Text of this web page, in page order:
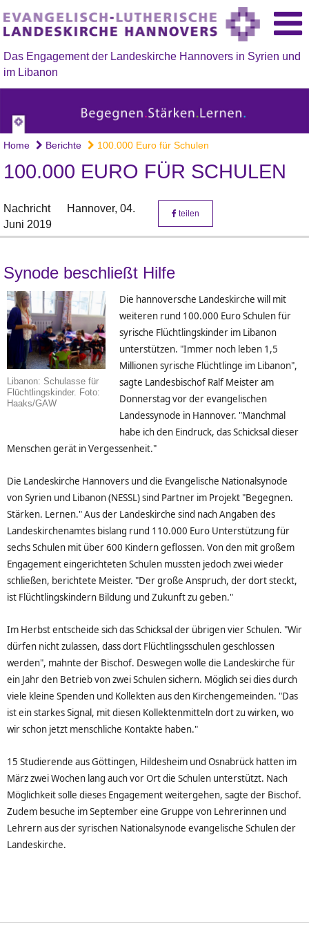
Das Engagement der Landeskirche Hannovers in Syrien und
im Libanon
Home Berichte 100.000 Euro für Schulen
100.000 EURO FÜR SCHULEN
Nachricht Hannover, 04.
Juni 2019
teilen
Synode beschließt Hilfe
Libanon: Schulasse für
Flüchtlingskinder. Foto:
Haaks/GAW
Die hannoversche Landeskirche will mit
weiteren rund 100.000 Euro Schulen für
syrische Flüchtlingskinder im Libanon
unterstützen. "Immer noch leben 1,5
Millionen syrische Flüchtlinge im Libanon",
sagte Landesbischof Ralf Meister am
Donnerstag vor der evangelischen
Landessynode in Hannover. "Manchmal
habe ich den Eindruck, das Schicksal dieser
Menschen gerät in Vergessenheit."
Die Landeskirche Hannovers und die Evangelische Nationalsynode
von Syrien und Libanon (NESSL) sind Partner im Projekt "Begegnen.
Stärken. Lernen." Aus der Landeskirche sind nach Angaben des
Landeskirchenamtes bislang rund 110.000 Euro Unterstützung für
sechs Schulen mit über 600 Kindern geflossen. Von den mit großem
Engagement eingerichteten Schulen mussten jedoch zwei wieder
schließen, berichtete Meister. "Der große Anspruch, der dort steckt,
ist Flüchtlingskindern Bildung und Zukunft zu geben."
Im Herbst entscheide sich das Schicksal der übrigen vier Schulen. "Wir
dürfen nicht zulassen, dass dort Flüchtlingsschulen geschlossen
werden", mahnte der Bischof. Deswegen wolle die Landeskirche für
ein Jahr den Betrieb von zwei Schulen sichern. Möglich sei dies durch
viele kleine Spenden und Kollekten aus den Kirchengemeinden. "Das
ist ein starkes Signal, mit diesen Kollektenmitteln dort zu wirken, wo
wir schon jetzt menschliche Kontakte haben."
15 Studierende aus Göttingen, Hildesheim und Osnabrück hatten im
März zwei Wochen lang auch vor Ort die Schulen unterstützt. Nach
Möglichkeit solle dieses Engagement weitergehen, sagte der Bischof.
Zudem besuche im September eine Gruppe von Lehrerinnen und
Lehrern aus der syrischen Nationalsynode evangelische Schulen der
Landeskirche.